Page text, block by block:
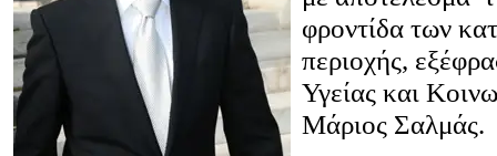
φροντίδα των
περιοχής,
Υγείας και
Μάριος Σαλμάς.